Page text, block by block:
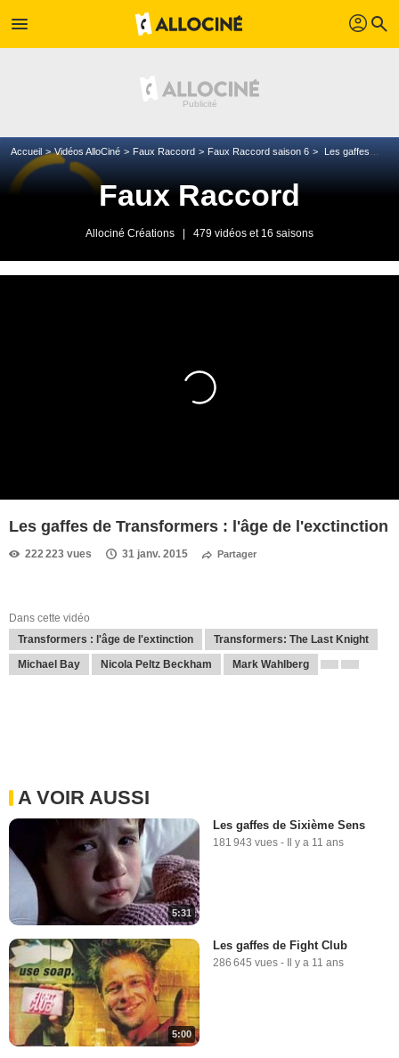
menu profil search
Accueil Vidéos AlloCiné Faux Raccord Faux Raccord saison 6 Les gaffes de Transformers : l'âge de l'exctinction
Faux Raccord
Allociné Créations 479 vidéos et 16 saisons
Les gaffes de Transformers : l'âge de l'exctinction
222 223 vues 31 janv. 2015 Partager
Dans cette vidéo
Transformers : l'âge de l'extinction
Transformers: The Last Knight
Michael Bay Nicola Peltz Beckham Mark Wahlberg
A VOIR AUSSI
5:31
Les gaffes de Sixième Sens
181 943 vues - Il y a 11 ans
5:00
Les gaffes de Fight Club
286 645 vues - Il y a 11 ans